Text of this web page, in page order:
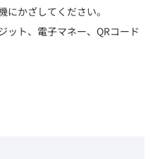
かざしてください。
ット、電子マネー、QRコード